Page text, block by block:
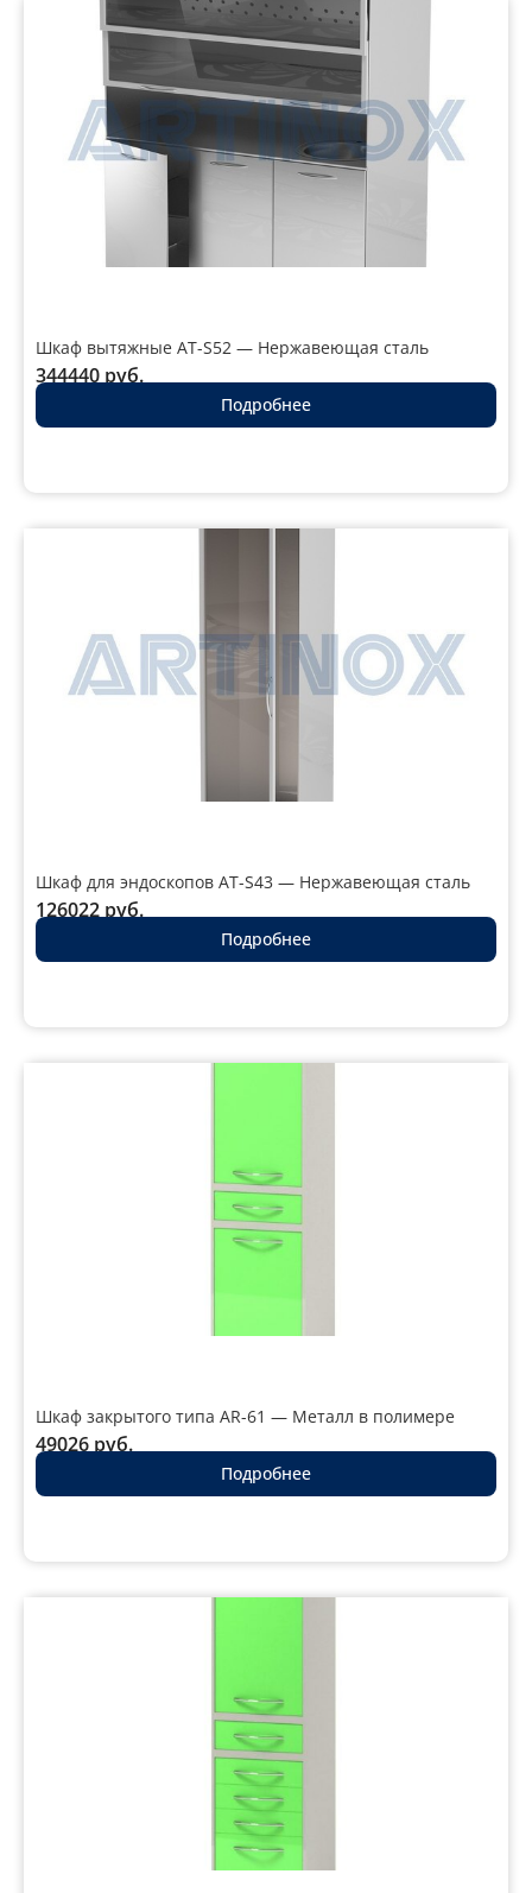
Шкаф вытяжные AT-S52 — Нержавеющая сталь
344440 руб.
Подробнее
Шкаф для эндоскопов AT-S43 — Нержавеющая сталь
126022 руб.
Подробнее
Шкаф закрытого типа AR-61 — Металл в полимере
49026 руб.
Подробнее